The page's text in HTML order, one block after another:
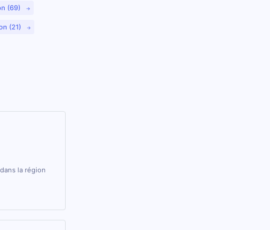
(69)
(21)
la région